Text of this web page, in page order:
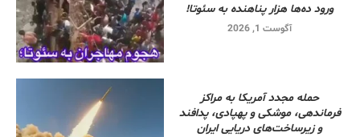
ورود ده‌ها هزار پناهنده به سئوتا!
آگوست 1, 2026
حمله مجدد آمریکا به مراکز
فرماندهی، موشکی و پهپادی، پدافند
و زیرساخت‌های دریایی ایران